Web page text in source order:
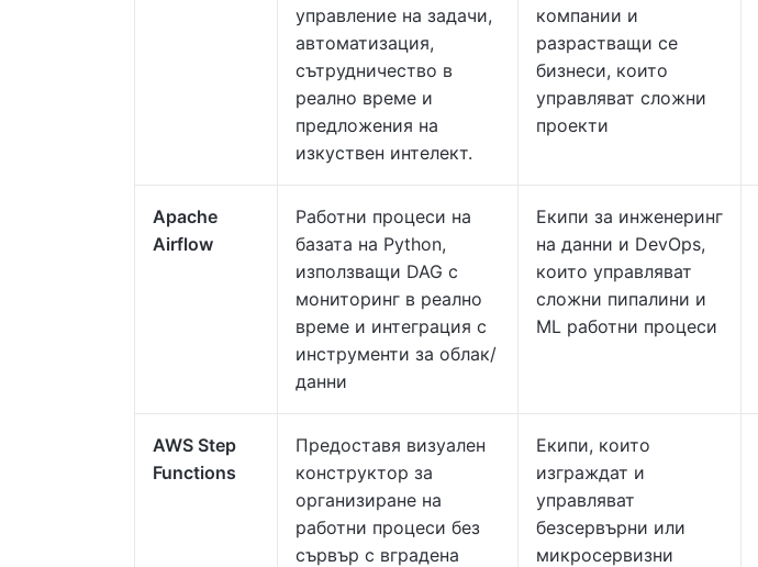
управление на задачи,
автоматизация,
сътрудничество в
реално време и
предложения на
изкуствен интелект.
компании и
разрастващи се
бизнеси, които
управляват сложни
проекти
Apache
Airflow
Работни процеси на
базата на Python,
използващи DAG с
мониторинг в реално
време и интеграция с
инструменти за облак/
данни
Екипи за инженеринг
на данни и DevOps,
които управляват
сложни пипалини и
ML работни процеси
AWS Step
Functions
Предоставя визуален
конструктор за
организиране на
работни процеси без
сървър с вградена
Екипи, които
изграждат и
управляват
безсервърни или
микросервизни